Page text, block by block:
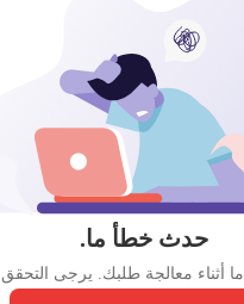
حدث خطأ ما.
أثناء معالجة طلبك. يرجى